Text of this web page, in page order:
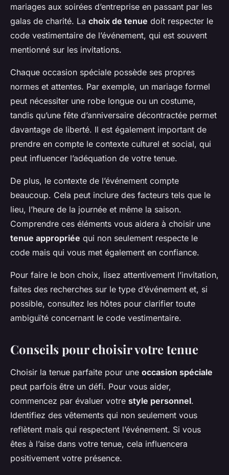
mariages aux soirées d’entreprise en passant par les
galas de charité. La choix de tenue doit respecter le
code vestimentaire de l’événement, qui est souvent
mentionné sur les invitations.
Chaque occasion spéciale possède ses propres
normes et attentes. Par exemple, un mariage formel
peut nécessiter une robe longue ou un costume,
tandis qu’une fête d’anniversaire décontractée permet
davantage de liberté. Il est également important de
prendre en compte le contexte culturel et social, qui
peut influencer l’adéquation de votre tenue.
De plus, le contexte de l’événement compte
beaucoup. Cela peut inclure des facteurs tels que le
lieu, l’heure de la journée et même la saison.
Comprendre ces éléments vous aidera à choisir une
tenue appropriée qui non seulement respecte le
code mais qui vous met également en confiance.
Pour faire le bon choix, lisez attentivement l’invitation,
faites des recherches sur le type d’événement et, si
possible, consultez les hôtes pour clarifier toute
ambiguïté concernant le code vestimentaire.
Conseils pour choisir votre tenue
Choisir la tenue parfaite pour une occasion spéciale
peut parfois être un défi. Pour vous aider,
commencez par évaluer votre style personnel.
Identifiez des vêtements qui non seulement vous
reflètent mais qui respectent l’événement. Si vous
êtes à l’aise dans votre tenue, cela influencera
positivement votre présence.